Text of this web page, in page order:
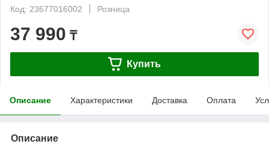
Код: 23677016002
Розница
37 990 ₸
Купить
Описание Характеристики Доставка Оплата
Описание